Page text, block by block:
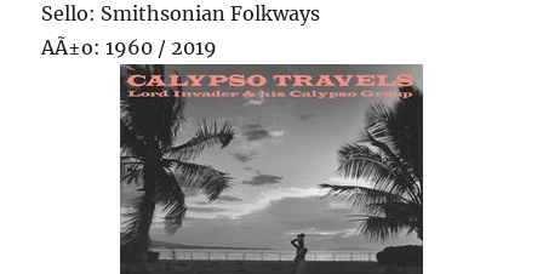
Sello: Smithsonian Folkways
AÃ±o: 1960 / 2019